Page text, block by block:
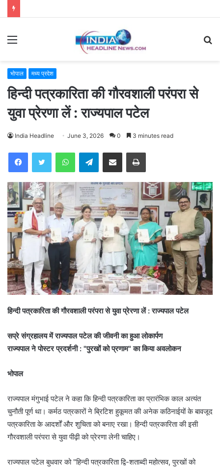
Menu
भोपाल मध्य प्रदेश
हिन्दी पत्रकारिता की गौरवशाली परंपरा से
युवा प्रेरणा लें : राज्यपाल पटेल
India Headline June 3, 2026 0 3 minutes read
WhatsAppTelegramShare via Email Print
हिन्दी पत्रकारिता की गौरवशाली परंपरा से युवा प्रेरणा लें : राज्यपाल पटेल
सप्रे संग्रहालय में राज्यपाल पटेल की जीवनी का हुआ लोकार्पण
राज्यपाल ने पोस्टर प्रदर्शनी : "पुरखों को प्रणाम" का किया अवलोकन
भोपाल
राज्यपाल मंगुभाई पटेल ने कहा कि हिन्दी पत्रकारिता का प्रारंभिक काल अत्यंत
चुनौती पूर्ण था। कर्मठ पत्रकारों ने ब्रिटिश हुकूमत की अनेक कठिनाईयों के बावजूद
पत्रकारिता के आदर्शों और शुचिता को बनाए रखा। हिन्दी पत्रकारिता की इसी
गौरवशाली परंपरा से युवा पीढ़ी को प्रेरणा लेनी चाहिए।
राज्यपाल पटेल बुधवार को "हिन्दी पत्रकारिता द्वि-शताब्दी महोत्सव, पुरखों को